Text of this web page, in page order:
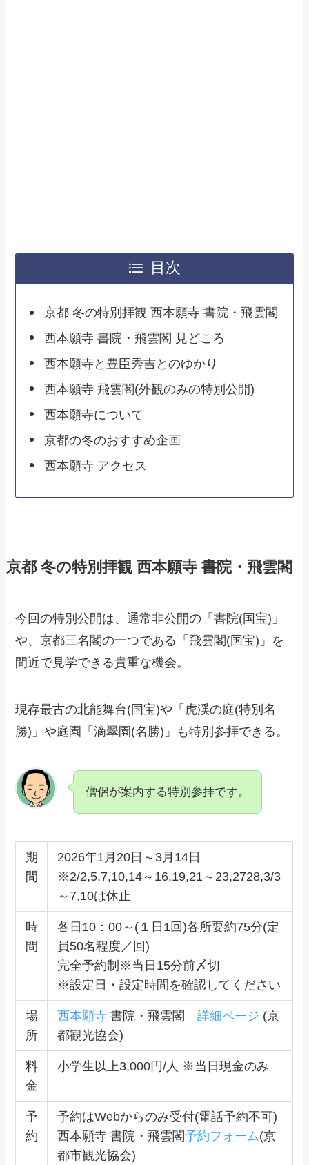
目次
京都 冬の特別拝観 西本願寺 書院・飛雲閣
西本願寺 書院・飛雲閣 見どころ
西本願寺と豊臣秀吉とのゆかり
西本願寺 飛雲閣(外観のみの特別公開)
西本願寺について
京都の冬のおすすめ企画
西本願寺 アクセス
京都 冬の特別拝観 西本願寺 書院・飛雲閣
今回の特別公開は、通常非公開の「書院(国宝)」
や、京都三名閣の一つである「飛雲閣(国宝)」を
間近で見学できる貴重な機会。
現存最古の北能舞台(国宝)や「虎渓の庭(特別名
勝)」や庭園「滴翠園(名勝)」も特別参拝できる。
僧侶が案内する特別参拝です。
期
間
2026年1月20日～3月14日
※2/2,5,7,10,14～16,19,21～23,2728,3/3
～7,10は休止
時
間
各日10：00～(１日1回)各所要約75分(定
員50名程度／回)
完全予約制※当日15分前〆切
※設定日・設定時間を確認してください
場
所
西本願寺書院・飛雲閣 詳細ページ (京
都観光協会)
料
金
小学生以上3,000円/人 ※当日現金のみ
予
約
予約はWebからのみ受付(電話予約不可)
西本願寺 書院・飛雲閣予約フォーム(京
都市観光協会)